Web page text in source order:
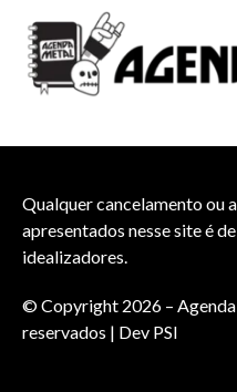
Qualquer cancelamento ou
apresentados nesse site é
idealizadores.
© Copyright 2026 –
reservados | Dev PSI